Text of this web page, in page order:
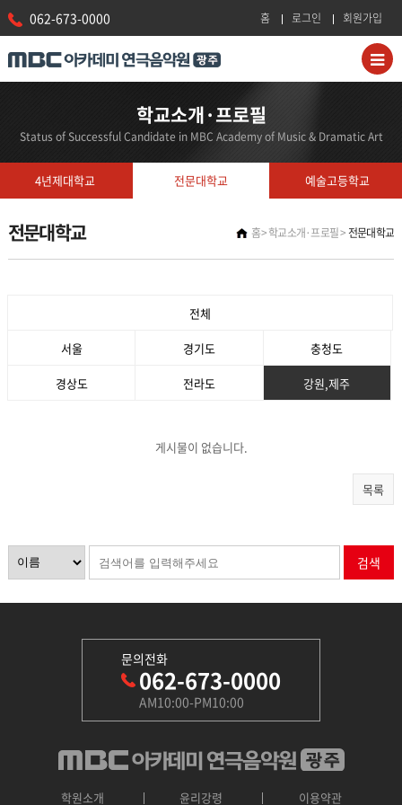
062-673-0000 홈 로그인 회원가입
학교소개·프로필
Status of Successful Candidate in MBC Academy of Music & Dramatic Art
4년제대학교 전문대학교 예술고등학교
전문대학교 홈 학교소개·프로필 전문대학교
전체
서울 경기도 충청도
경상도 전라도 강원,제주
게시물이 없습니다.
목록
검색
문의전화
062-673-0000
AM10:00-PM10:00
학원소개 윤리강령 이용약관